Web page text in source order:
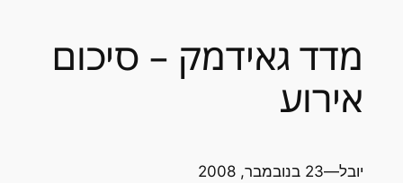
מדד גאידמק – סיכום
אירוע
יובל—23 בנובמבר, 2008